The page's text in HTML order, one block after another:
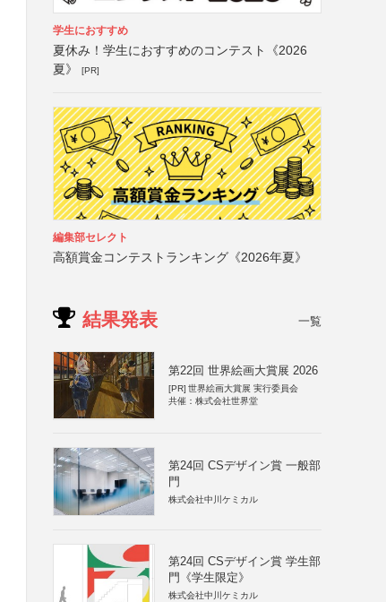
学生におすすめ
夏休み！学生におすすめのコンテスト《2026
夏》
[PR]
編集部セレクト
高額賞金コンテストランキング《2026年夏》
結果発表 一覧
第22回 世界絵画大賞展 2026
[PR] 世界絵画大賞展 実行委員会
共催：株式会社世界堂
第24回 CSデザイン賞 一般部
門
株式会社中川ケミカル
第24回 CSデザイン賞 学生部
門《学生限定》
株式会社中川ケミカル